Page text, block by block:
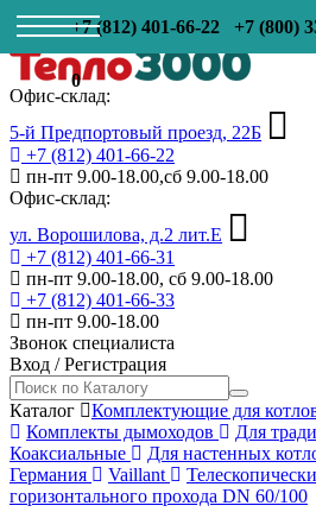
+7 (812) 401-66-22 +7 (800)
0
Офис-склад:
5-й Предпортовый проезд, 22Б
+7 (812) 401-66-22
пн-пт 9.00-18.00,сб 9.00-18.00
Офис-склад:
ул. Ворошилова, д.2 лит.Е
+7 (812) 401-66-31
пн-пт 9.00-18.00, сб 9.00-18.00
+7 (812) 401-66-33
пн-пт 9.00-18.00
Звонок специалиста
Вход /Регистрация
Каталог Комплектующие для
Комплекты дымоходов
Для
Коаксиальные
Для настенных
Германия
Vaillant
горизонтального прохода DN 60/100